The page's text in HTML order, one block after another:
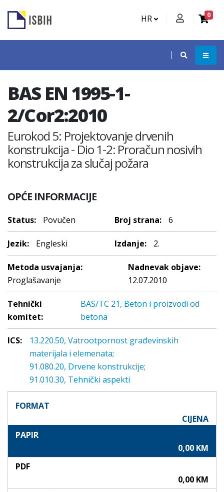
HR 0
BAS EN 1995-1-
2/Cor2:2010
Eurokod 5: Projektovanje drvenih
konstrukcija - Dio 1-2: Proračun nosivih
konstrukcija za slučaj požara
OPĆE INFORMACIJE
Status: Povučen Broj strana: 6
Jezik: Engleski Izdanje: 2.
Metoda usvajanja:
Proglašavanje
Nadnevak objave:
12.07.2010
Tehnički
komitet:
BAS/TC 21, Beton i proizvodi od
betona
ICS:
13.220.50, Vatrootpornost građevinskih
materijala i elemenata;
91.080.20, Drvene konstrukcije;
91.010.30, Tehnički aspekti
FORMAT
CIJENA
PAPIR
0,00 KM
PDF
0,00 KM